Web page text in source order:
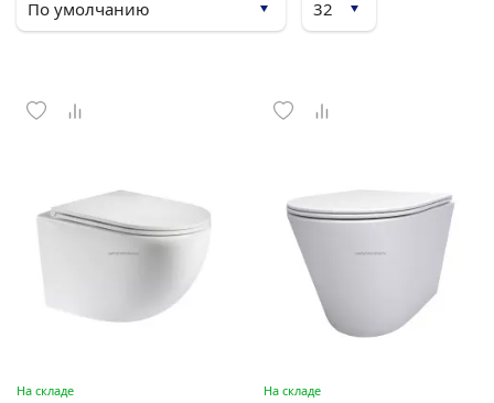
На складе На складе